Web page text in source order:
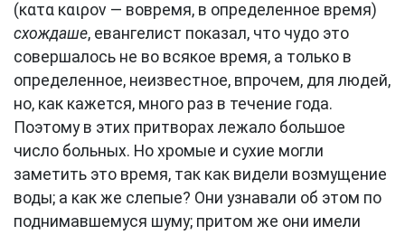
(κατα καιρον — вовремя, в определенное время)
схождаше, евангелист показал, что чудо это
совершалось не во всякое время, а только в
определенное, неизвестное, впрочем, для людей,
но, как кажется, много раз в течение года.
Поэтому в этих притворах лежало большое
число больных. Но хромые и сухие могли
заметить это время, так как видели возмущение
воды; а как же слепые? Они узнавали об этом по
поднимавшемуся шуму; притом же они имели